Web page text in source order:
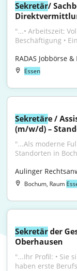
Sekretär/
"...• Arbeitszeit:
Beschäftigung •
RADAS Jobbörse
Essen
Sekretäre /
(m/w/d) –
"...Als moderne
Standorten in
Aulinger
Bochum, Raum
Sekretär der
Oberhausen
"...Ihr Profil: • Sie
haben erste